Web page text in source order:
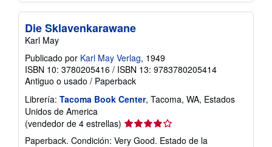
Die Sklavenkarawane
Karl May
Publicado por Karl May Verlag, 1949
ISBN 10: 3780205416 / ISBN 13: 9783780205414
Antiguo o usado / Paperback
Librería: Tacoma Book Center, Tacoma, WA, Estados
Unidos de America
(vendedor de 4 estrellas) Calificación
Paperback. Condición: Very Good. Estado de la